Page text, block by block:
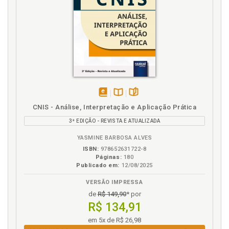
Possibilidades previdenciárias. Permuta de
benefícios, p. 102
Prazos. Procedimento administrativo, p. 52
Prescrição. Nuanças jurídicas, p. 38
Pressuposto. Nuanças jurídicas, p. 37
Presunção. Nuanças jurídicas, p. 38
Pretensão. Fases do benefício, p. 35
Princípios suscitados, p. 39
Procedimento administrativo, p. 51
Proteção legal. Princípios suscitados, p. 40
Prova dos requisitos, p. 81
Reedição. Dinâmica do benefício, p. 50
Reedição. Fases do benefício, p. 36
Relação jurídica, p. 71
disponível
em
eBook
Disponível
na
B.V.
páginas
CNIS - Análise, Interpretação e Aplicação Prática
3ª EDIÇÃO - REVISTA E ATUALIZADA
YASMINE BARBOSA ALVES
ISBN: 978652631722-8
Páginas: 180
Publicado em: 12/08/2025
VERSÃO IMPRESSA
deR$ 149,90* por
R$ 134,91
em 5x de R$ 26,98